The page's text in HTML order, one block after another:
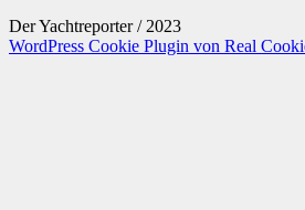
Der Yachtreporter / 2023
WordPress Cookie Plugin von Real